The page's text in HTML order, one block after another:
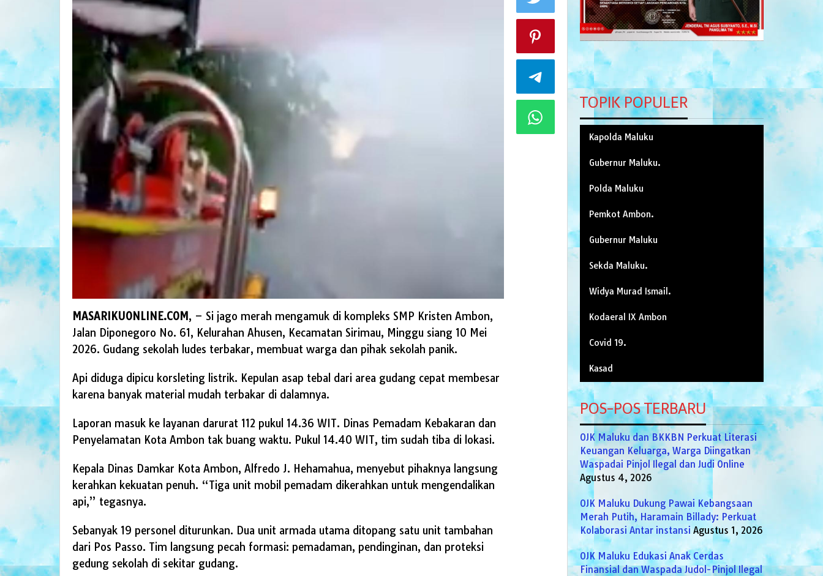
MASARIKUONLINE.COM, – Si jago merah mengamuk di kompleks SMP Kristen Ambon,
Jalan Diponegoro No. 61, Kelurahan Ahusen, Kecamatan Sirimau, Minggu siang 10 Mei
2026. Gudang sekolah ludes terbakar, membuat warga dan pihak sekolah panik.
Api diduga dipicu korsleting listrik. Kepulan asap tebal dari area gudang cepat membesar
karena banyak material mudah terbakar di dalamnya.
Laporan masuk ke layanan darurat 112 pukul 14.36 WIT. Dinas Pemadam Kebakaran dan
Penyelamatan Kota Ambon tak buang waktu. Pukul 14.40 WIT, tim sudah tiba di lokasi.
Kepala Dinas Damkar Kota Ambon, Alfredo J. Hehamahua, menyebut pihaknya langsung
kerahkan kekuatan penuh. “Tiga unit mobil pemadam dikerahkan untuk mengendalikan
api,” tegasnya.
Sebanyak 19 personel diturunkan. Dua unit armada utama ditopang satu unit tambahan
dari Pos Passo. Tim langsung pecah formasi: pemadaman, pendinginan, dan proteksi
gedung sekolah di sekitar gudang.
TOPIK POPULER
Kapolda Maluku
Gubernur Maluku.
Polda Maluku
Pemkot Ambon.
Gubernur Maluku
Sekda Maluku.
Widya Murad Ismail.
Kodaeral IX Ambon
Covid 19.
Kasad
POS-POS TERBARU
OJK Maluku dan BKKBN Perkuat Literasi
Keuangan Keluarga, Warga Diingatkan
Waspadai Pinjol Ilegal dan Judi Online
Agustus 4, 2026
OJK Maluku Dukung Pawai Kebangsaan
Merah Putih, Haramain Billady: Perkuat
Kolaborasi Antar instansi Agustus 1, 2026
OJK Maluku Edukasi Anak Cerdas
Finansial dan Waspada Judol-Pinjol Ilegal